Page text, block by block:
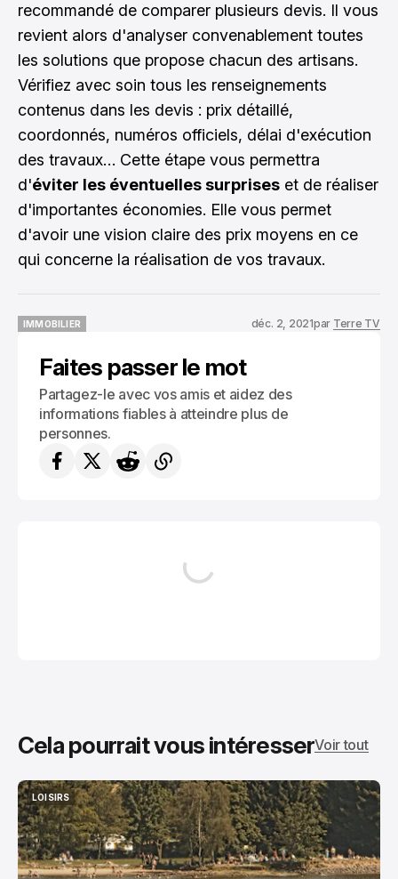
recommandé de comparer plusieurs devis. Il vous
revient alors d'analyser convenablement toutes
les solutions que propose chacun des artisans.
Vérifiez avec soin tous les renseignements
contenus dans les devis : prix détaillé,
coordonnés, numéros officiels, délai d'exécution
des travaux… Cette étape vous permettra
d'éviter les éventuelles surprises et de réaliser
d'importantes économies. Elle vous permet
d'avoir une vision claire des prix moyens en ce
qui concerne la réalisation de vos travaux.
IMMOBILIER
déc. 2, 2021par Terre TV
Faites passer le mot
Partagez-le avec vos amis et aidez des
informations fiables à atteindre plus de
personnes.
Cela pourrait vous intéresserVoir tout
LOISIRS
LOISIRS